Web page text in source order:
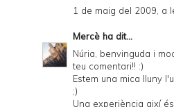
1 de maig del 2009, a
Mercè ha dit...
Núria, benvinguda i
teu comentari!! :)
Estem una mica lluny
;)
Una experiència així